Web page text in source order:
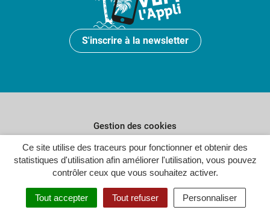
Ce site utilise des traceurs pour fonctionner et obtenir des
statistiques d'utilisation afin améliorer l'utilisation, vous pouvez
contrôler ceux que vous souhaitez activer.
Tout accepter Tout refuser Personnaliser
S'inscrire à la newsletter
Gestion des cookies
Plan du site
Politique de confidentialité
Crédits